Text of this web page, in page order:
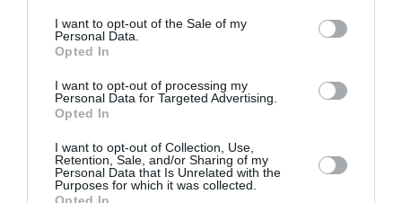
I want to opt-out of the Sale of my
Personal Data.
Opted In
I want to opt-out of processing my
Personal Data for Targeted Advertising.
Opted In
I want to opt-out of Collection, Use,
Retention, Sale, and/or Sharing of my
Personal Data that Is Unrelated with the
Purposes for which it was collected.
Opted In
26/11/2023
Κωνσταντίνου –
“Re-action”:
Έκθεση στην
Prisma